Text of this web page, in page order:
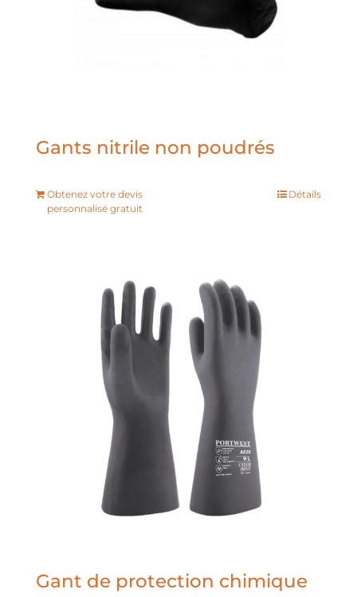
Gants nitrile non poudrés
Obtenez votre devis
personnalisé gratuit
Détails
Gant de protection chimique